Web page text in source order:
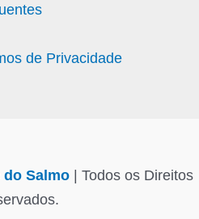
de Privacidade
do Salmo | Todos os Direitos